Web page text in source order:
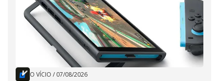
O VÍCIO / 07/08/2026